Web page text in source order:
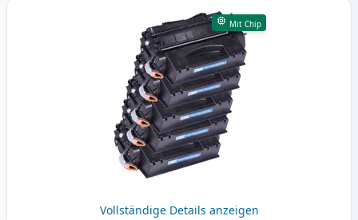
Mit Chip
Vollständige Details anzeigen